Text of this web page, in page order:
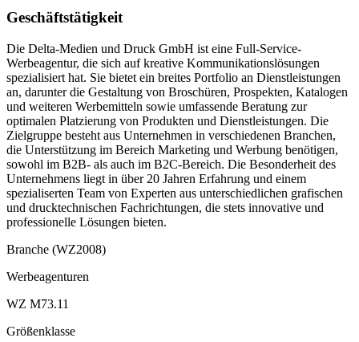
Geschäftstätigkeit
Die Delta-Medien und Druck GmbH ist eine Full-Service-
Werbeagentur, die sich auf kreative Kommunikationslösungen
spezialisiert hat. Sie bietet ein breites Portfolio an Dienstleistungen
an, darunter die Gestaltung von Broschüren, Prospekten, Katalogen
und weiteren Werbemitteln sowie umfassende Beratung zur
optimalen Platzierung von Produkten und Dienstleistungen. Die
Zielgruppe besteht aus Unternehmen in verschiedenen Branchen,
die Unterstützung im Bereich Marketing und Werbung benötigen,
sowohl im B2B- als auch im B2C-Bereich. Die Besonderheit des
Unternehmens liegt in über 20 Jahren Erfahrung und einem
spezialiserten Team von Experten aus unterschiedlichen grafischen
und drucktechnischen Fachrichtungen, die stets innovative und
professionelle Lösungen bieten.
Branche (WZ2008)
Werbeagenturen
WZ M73.11
Größenklasse